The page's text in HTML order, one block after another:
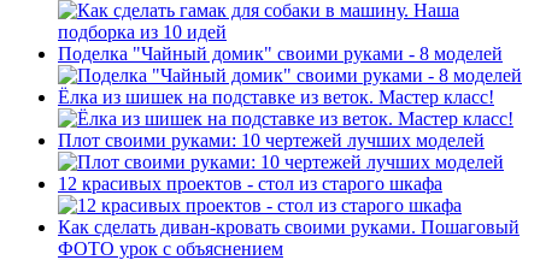
Поделка "Чайный домик" своими руками - 8 моделей
Ёлка из шишек на подставке из веток. Мастер класс!
Плот своими руками: 10 чертежей лучших моделей
12 красивых проектов - стол из старого шкафа
Как сделать диван-кровать своими руками. Пошаговый
ФОТО урок с объяснением